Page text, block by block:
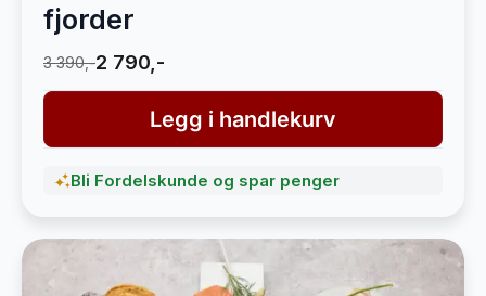
fjorder
3 390,-2 790,-
Legg i handlekurv
Bli Fordelskunde og spar penger